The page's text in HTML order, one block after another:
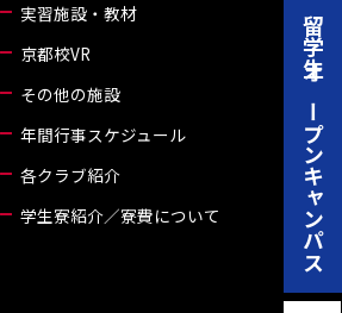
留学生オープンキャンパス
実習施設・教材
京都校VR
その他の施設
年間行事スケジュール
各クラブ紹介
学生寮紹介／寮費について